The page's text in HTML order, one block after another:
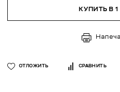
КУПИТЬ В
ОТЛОЖИТЬ СРАВНИТЬ